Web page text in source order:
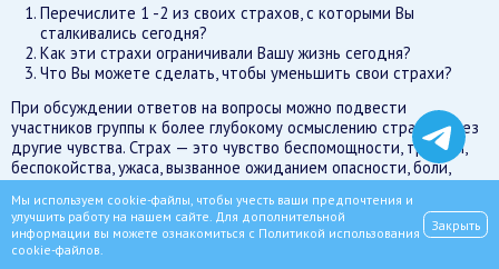
Перечислите 1 -2 из своих страхов, с которыми Вы
сталкивались сегодня?
Как эти страхи ограничивали Вашу жизнь сегодня?
Что Вы можете сделать, чтобы уменьшить свои страхи?
При обсуждении ответов на вопросы можно подвести
участников группы к более глубокому осмыслению страха через
другие чувства. Страх — это чувство беспомощности, тревоги,
беспокойства, ужаса, вызванное ожиданием опасности, боли,
несчастья.
Что мы можем делать со своими страхами? Здесь
суммируетсяопыт участников группы. В резюме такого рода
можно включить следующее.
Мы используем cookie-файлы, чтобы учесть ваши предпочтения и
улучшить работу на нашем сайте. Для дополнительной
информации вы можете ознакомиться с Политикой использования
cookie-файлов.
Закрыть